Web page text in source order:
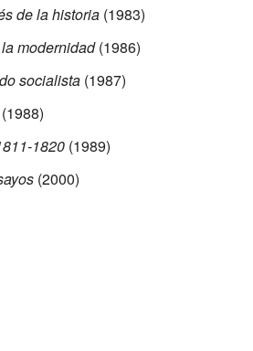
de la historia(1983)
modernidad(1986)
socialista(1987)
1820(1989)
(2000)